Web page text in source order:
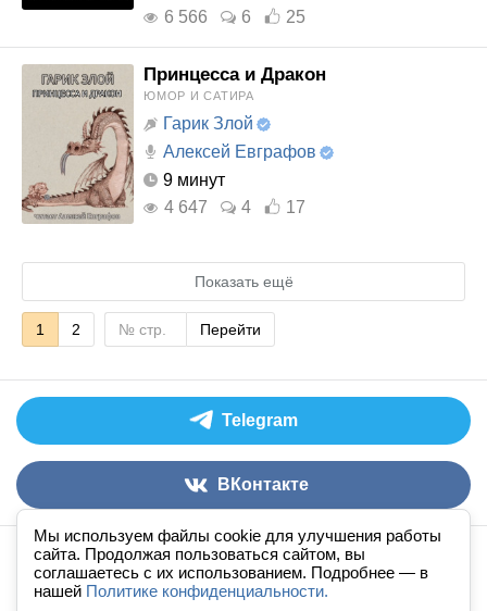
Мы используем файлы cookie для улучшения работы
сайта. Продолжая пользоваться сайтом, вы
соглашаетесь с их использованием. Подробнее — в
нашей Политике конфиденциальности.
6 566
6 25
Принцесса и Дракон
ЮМОР И САТИРА
Гарик Злой
Алексей Евграфов
9 минут
4 647
4 17
Показать ещё
1 2 Перейти
Telegram
ВКонтакте
Аудиокниги слушать онлайн книгав ухе
По всем вопросам:admin@knigavuhe.ru